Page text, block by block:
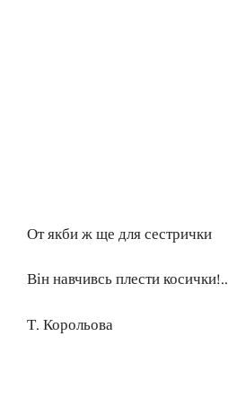
От якби ж ще для сестрички
Він навчивсь плести косички!..
Т. Корольова